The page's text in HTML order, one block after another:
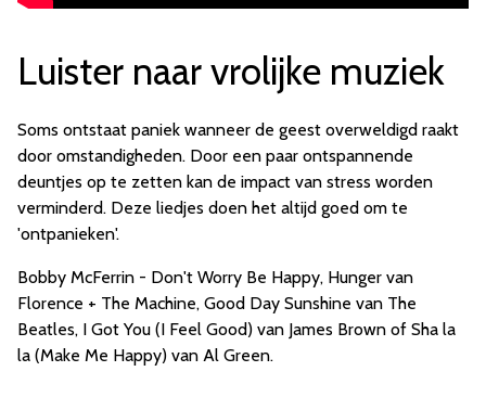
Luister naar vrolijke muziek
Soms ontstaat paniek wanneer de geest overweldigd raakt
door omstandigheden. Door een paar ontspannende
deuntjes op te zetten kan de impact van stress worden
verminderd. Deze liedjes doen het altijd goed om te
'ontpanieken'.
Bobby McFerrin - Don't Worry Be Happy, Hunger van
Florence + The Machine, Good Day Sunshine van The
Beatles, I Got You (I Feel Good) van James Brown of Sha la
la (Make Me Happy) van Al Green.